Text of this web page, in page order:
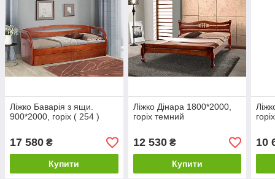
Ліжко Баварія з ящи.
900*2000, горіх ( 254 )
17 580 ₴
Купити
Ліжко Дінара 1800*2000,
горіх темний
12 530₴
Купити
10